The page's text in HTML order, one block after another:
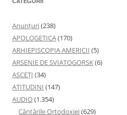
Anunţuri(238)
APOLOGETICA(170)
ARHIEPISCOPIA AMERICII (5)
ARSENIE DE SVIATOGORSK(6)
ASCEȚI (34)
ATITUDINI (147)
AUDIO(1.354)
Cântările Ortodoxiei(629)